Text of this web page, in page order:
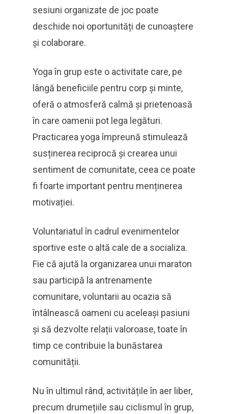
sesiuni organizate de joc poate
deschide noi oportunități de cunoaștere
și colaborare.
Yoga în grup este o activitate care, pe
lângă beneficiile pentru corp și minte,
oferă o atmosferă calmă și prietenoasă
în care oamenii pot lega legături.
Practicarea yoga împreună stimulează
susținerea reciprocă și crearea unui
sentiment de comunitate, ceea ce poate
fi foarte important pentru menținerea
motivației.
Voluntariatul în cadrul evenimentelor
sportive este o altă cale de a socializa.
Fie că ajută la organizarea unui maraton
sau participă la antrenamente
comunitare, voluntarii au ocazia să
întâlnească oameni cu aceleași pasiuni
și să dezvolte relații valoroase, toate în
timp ce contribuie la bunăstarea
comunității.
Nu în ultimul rând, activitățile în aer liber,
precum drumețiile sau ciclismul în grup,